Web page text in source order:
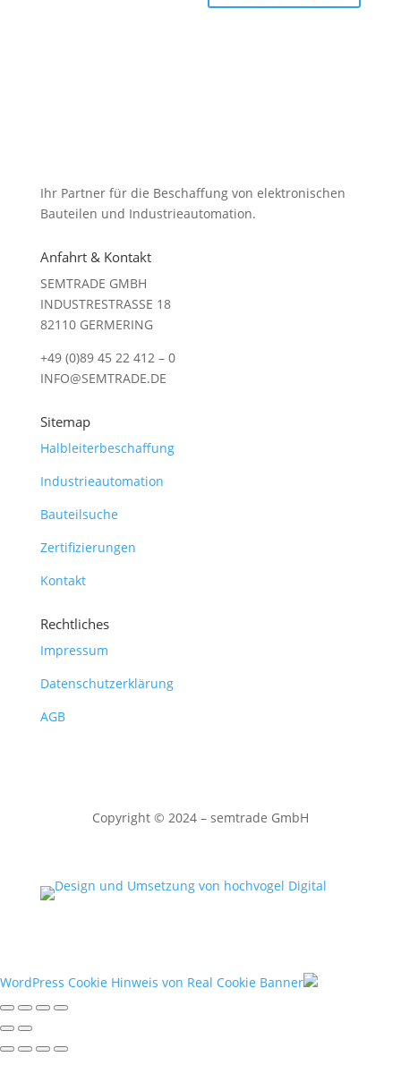
Ihr Partner für die Beschaffung von elektronischen
Bauteilen und Industrieautomation.
Anfahrt & Kontakt
SEMTRADE GMBH
INDUSTRESTRASSE 18
82110 GERMERING
+49 (0)89 45 22 412 – 0
INFO@SEMTRADE.DE
Sitemap
Halbleiterbeschaffung
Industrieautomation
Bauteilsuche
Zertifizierungen
Kontakt
Rechtliches
Impressum
Datenschutzerklärung
AGB
Copyright © 2024 – semtrade GmbH
WordPress Cookie Hinweis von Real Cookie Banner